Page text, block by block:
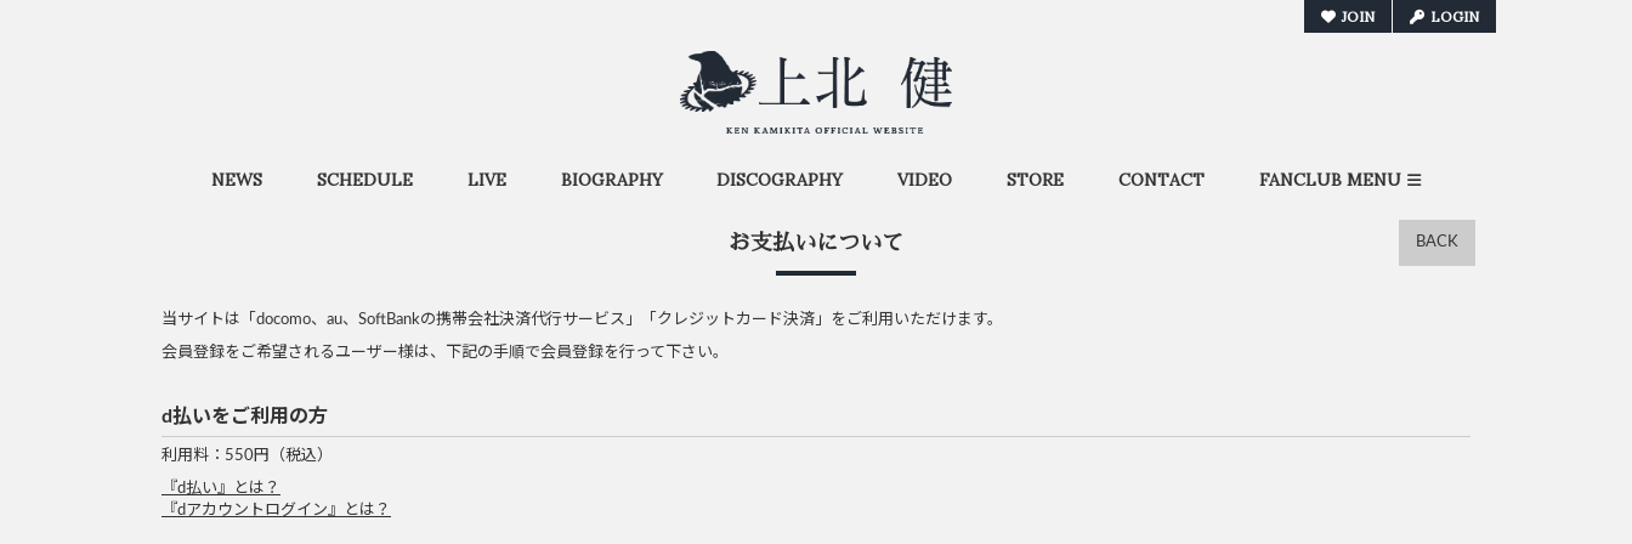
NEWS SCHEDULE LIVE BIOGRAPHY DISCOGRAPHY VIDEO STORE CONTACT FANCLUB MENU
JOIN LOGIN
お支払いについて BACK
当サイトは「docomo、au、SoftBankの携帯会社決済代行サービス」「クレジットカード決済」をご利用いただけます。
会員登録をご希望されるユーザー様は、下記の手順で会員登録を行って下さい。
d払いをご利用の方
利用料：550円（税込）
『d払い』とは？
『dアカウントログイン』とは？